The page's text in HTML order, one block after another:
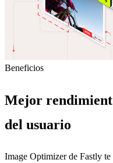
Beneficios
Mejor
del usuario
Image Optimizer de Fastly